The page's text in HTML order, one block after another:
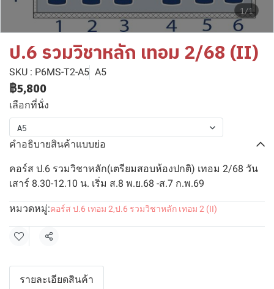
1/1
ป.6 รวมวิชาหลัก เทอม 2/68 (II)
SKU : P6MS-T2-A5 A5
฿5,800
เลือกที่นั่ง
A5
คำอธิบายสินค้าแบบย่อ
คอร์ส ป.6 รวมวิชาหลัก(เตรียมสอบห้องปกติ) เทอม 2/68 วัน
เสาร์ 8.30-12.10 น. เริ่ม ส.8 พ.ย.68 -ส.7 ก.พ.69
หมวดหมู่:คอร์ส ป.6 เทอม 2,ป.6 รวมวิชาหลัก เทอม 2 (II)
แชร์
รายละเอียดสินค้า